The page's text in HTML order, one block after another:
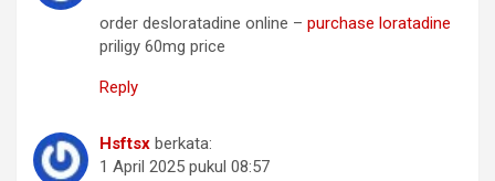
order desloratadine online – purchase loratadine
priligy 60mg price
Reply
Hsftsx berkata:
1 April 2025 pukul 08:57